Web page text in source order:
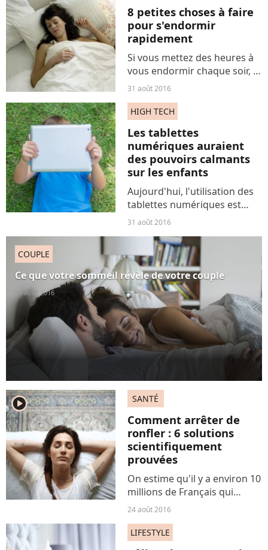
pour y remédier.
8 petites choses à faire
pour s'endormir
rapidement
Si vous mettez des heures à
vous endormir chaque soir, et
que compter les moutons n'a
voici quelques astuces
imparables pour redevenir
copain avec le marchand...
31 août 2016
HIGH TECH
Les tablettes
numériques auraient
des pouvoirs calmants
sur les enfants
Aujourd'hui, l'utilisation des
tablettes numériques est
vivement critiquée et de
pointent du doigt ses effets
néfastes sur le
développement de l'enfant.
Elles...
31 août 2016
COUPLE
Ce que votre sommeil révèle de votre couple
29 août 2016
player2 SANTÉ
Comment arrêter de
ronfler : 6 solutions
scientifiquement
prouvées
On estime qu'il y a environ 10
millions de Français qui
ronflent. Et si vous en faites
pour vous, ça ne risque pas
de s'arranger par miracle : les
24 août 2016
LIFESTYLE